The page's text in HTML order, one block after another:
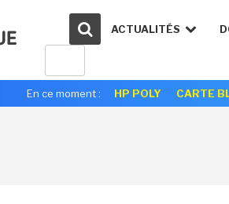
ACTUALITÉS
En ce moment : HP POLY CARTE